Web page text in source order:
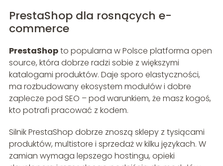
PrestaShop dla rosnących e-
commerce
PrestaShopto popularna w Polsce platforma open
source, która dobrze radzi sobie z większymi
katalogami produktów. Daje sporo elastyczności,
ma rozbudowany ekosystem modułów i dobre
zaplecze pod SEO – pod warunkiem, że masz kogoś,
kto potrafi pracować z kodem.
Silnik PrestaShop dobrze znoszą sklepy z tysiącami
produktów, multistore i sprzedaż w kilku językach. W
zamian wymaga lepszego hostingu, opieki